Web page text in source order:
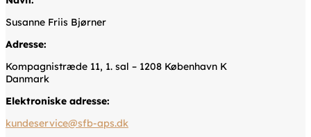
Susanne Friis Bjørner
Adresse:
Kompagnistræde 11, 1. sal – 1208 København K
Danmark
Elektroniske adresse:
kundeservice@sfb-aps.dk